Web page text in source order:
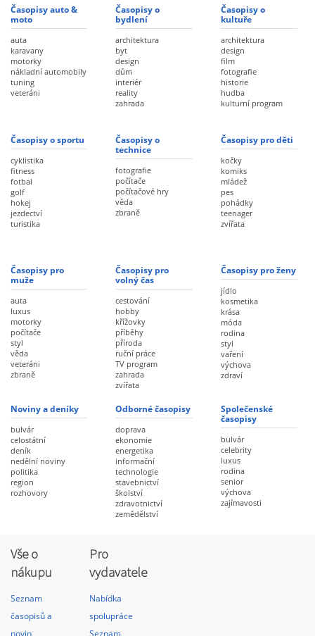
Časopisy auto &
moto
auta
karavany
motorky
nákladní automobily
tuning
veteráni
Časopisy o
bydlení
architektura
byt
design
dům
interiér
reality
zahrada
Časopisy o
kultuře
architektura
design
film
fotografie
historie
hudba
kulturní program
Časopisy o sportu
cyklistika
fitness
fotbal
golf
hokej
jezdectví
turistika
Časopisy o
technice
fotografie
počítače
počítačové hry
věda
zbraně
Časopisy pro děti
kočky
komiks
mládež
pes
pohádky
teenager
zvířata
Časopisy pro
muže
auta
luxus
motorky
počítače
styl
věda
veteráni
zbraně
Časopisy pro
volný čas
cestování
hobby
křížovky
příběhy
příroda
ruční práce
TV program
zahrada
zvířata
Časopisy pro ženy
jídlo
kosmetika
krása
móda
rodina
styl
vaření
výchova
zdraví
Noviny a deníky
bulvár
celostátní
deník
nedělní noviny
politika
region
rozhovory
Odborné časopisy
doprava
ekonomie
energetika
informační
technologie
stavebnictví
školství
zdravotnictví
zemědělství
Společenské
časopisy
bulvár
celebrity
luxus
rodina
senior
výchova
zajímavosti
Vše o
nákupu
Seznam
časopisů a
novin
Pro
vydavatele
Nabídka
spolupráce
Seznam